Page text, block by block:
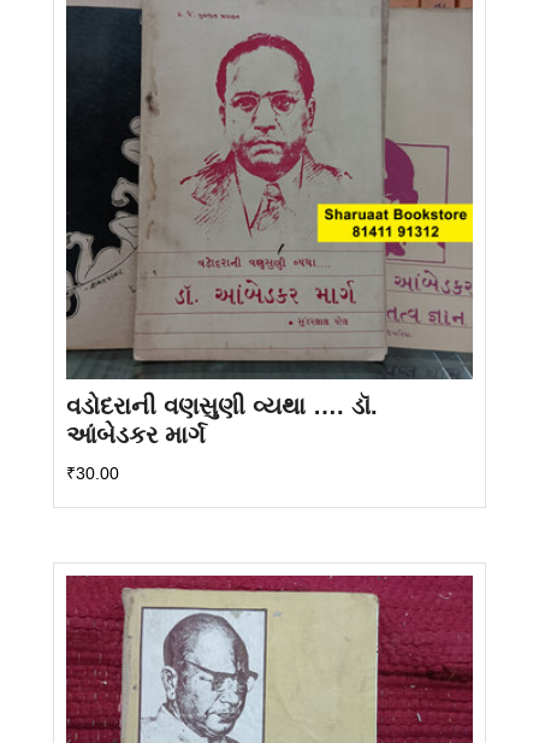
વડોદરાની વણસુણી વ્યથા …. ડૉ.
આંબેડકર માર્ગ
₹30.00